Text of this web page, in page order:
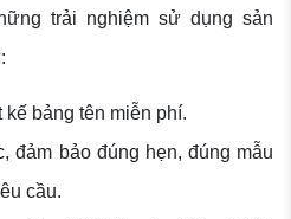
trải nghiệm sử dụng sản
bảng tên miễn phí.
đảm bảo đúng hẹn, đúng mẫu
cầu.